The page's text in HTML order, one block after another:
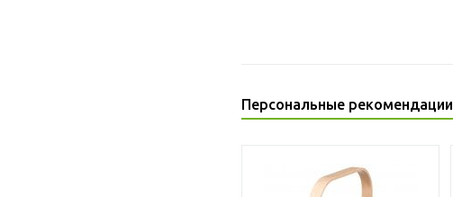
Персональные рекомендации